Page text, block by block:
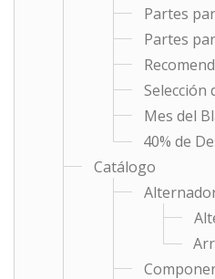
Partes
Partes
Selección
Mes del
40% de
Catálogo